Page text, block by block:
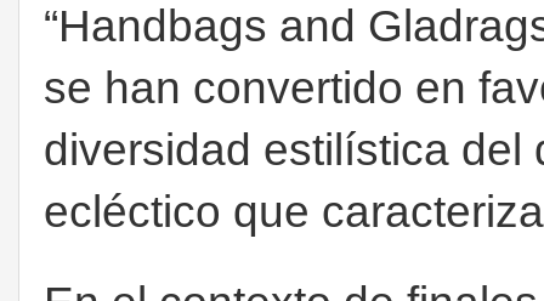
“Handbags and
se han convertido en
diversidad estilística del
ecléctico que